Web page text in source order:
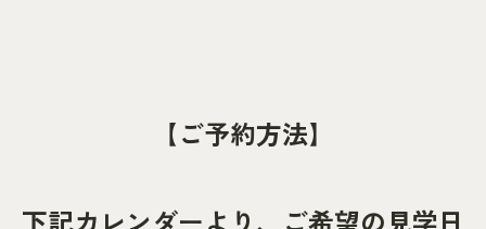
【ご予約方法】
下記カレンダーより、ご希望の見学日